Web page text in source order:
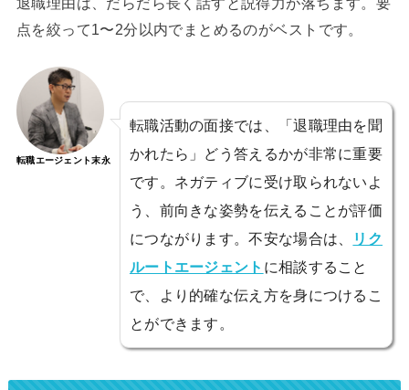
点を絞って1〜2分以内でまとめるのがベストです。
転職エージェント末永
転職活動の面接では、「退職理由を聞
かれたら」どう答えるかが非常に重要
です。ネガティブに受け取られないよ
う、前向きな姿勢を伝えることが評価
につながります。不安な場合は、
リク
ルートエージェント に相談すること
で、より的確な伝え方を身につけるこ
とができます。